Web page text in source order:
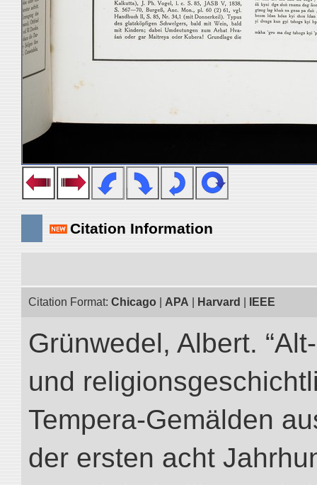
Citation Information
Citation Format: Chicago APA Harvard IEEE
Grünwedel, Albert.
und
Tempera-Gemälden
der ersten acht